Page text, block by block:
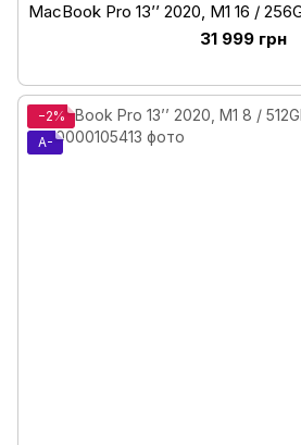
MacBook Pro 13’’ 2020, M1 16 /
31 999 грн
−2%
A-